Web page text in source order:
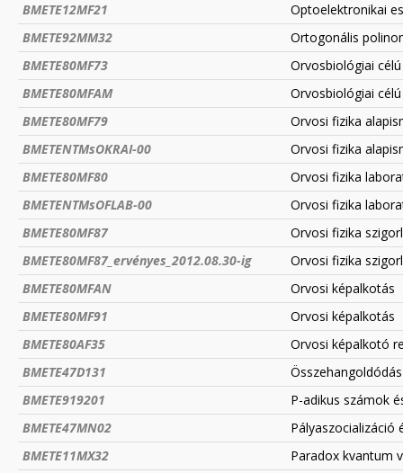
BMETE12MF21
Optoelektronikai
BMETE92MM32
Ortogonális
BMETE80MF73
Orvosbiológiai
BMETE80MFAM
Orvosbiológiai
BMETE80MF79
Orvosi fizika
BMETENTMsOKRAI-00
Orvosi fizika
BMETE80MF80
Orvosi fizika
BMETENTMsOFLAB-00
Orvosi fizika
BMETE80MF87
Orvosi fizika
BMETE80MF87_ervényes_2012.08.30-ig
Orvosi fizika
BMETE80MFAN
Orvosi képalkotás
BMETE80MF91
Orvosi képalkotás
BMETE80AF35
Orvosi képalkotó
BMETE47D131
BMETE919201
P-adikus számok
BMETE47MN02
Pályaszocializáció
BMETE11MX32
Paradox kvantum